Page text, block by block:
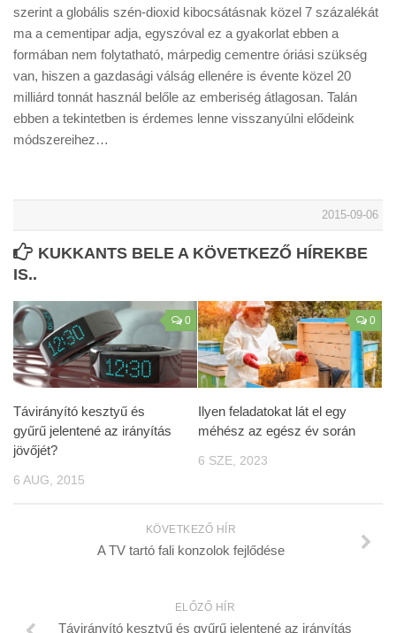
szerint a globális szén-dioxid kibocsátásnak közel 7 százalékát
ma a cementipar adja, egyszóval ez a gyakorlat ebben a
formában nem folytatható, márpedig cementre óriási szükség
van, hiszen a gazdasági válság ellenére is évente közel 20
milliárd tonnát használ belőle az emberiség átlagosan. Talán
ebben a tekintetben is érdemes lenne visszanyúlni elődeink
módszereihez…
2015-09-06
KUKKANTS BELE A KÖVETKEZŐ HÍREKBE
IS..
0
Távirányító kesztyű és
gyűrű jelentené az irányítás
jövőjét?
6 AUG, 2015
0
Ilyen feladatokat lát el egy
méhész az egész év során
6 SZE, 2023
KÖVETKEZŐ HÍR
A TV tartó fali konzolok fejlődése
ELŐZŐ HÍR
Távirányító kesztyű és gyűrű jelentené az irányítás